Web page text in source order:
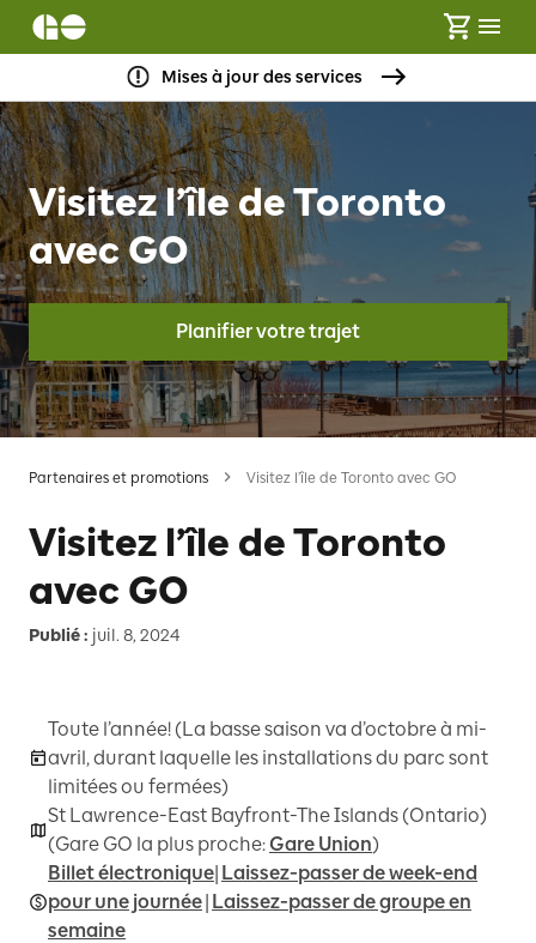
Mises à jour des services
Visitez l’île de Toronto
avec GO
Planifier votre trajet
Partenaires et promotions Visitez l’île de Toronto avec GO
Visitez l’île de Toronto
avec GO
Publié : juil. 8, 2024
Toute l’année! (La basse saison va d’octobre à mi-
avril, durant laquelle les installations du parc sont
limitées ou fermées)
St Lawrence-East Bayfront-The Islands (Ontario)
(Gare GO la plus proche:Gare Union)
Billet électronique| Laissez-passer de week-end
pour une journée| Laissez-passer de groupe en
semaine